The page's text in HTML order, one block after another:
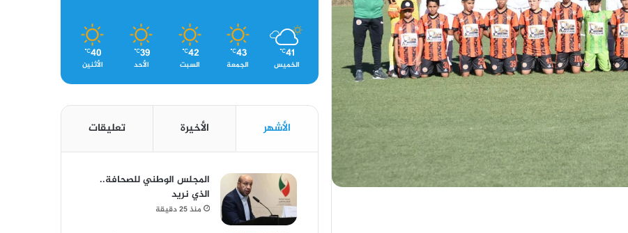
41
℃
الخميس
43
℃
الجمعة
42
℃
السبت
39
℃
الأحد
40
℃
الأثنين
الأشهر الأخيرة تعليقات
المجلس الوطني للصحافة..
الذي نريد
منذ 25 دقيقة